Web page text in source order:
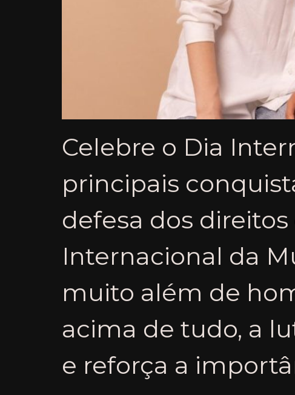
Celebre o Dia
principais
defesa dos
Internacional da
muito além de
acima de tudo, a
e reforça a